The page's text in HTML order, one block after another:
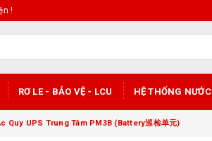
!
RƠ LE - BẢO VỆ - LCU HỆ THỐNG NƯỚC
Quy UPS Trung Tâm PM3B (Battery巡检单元)